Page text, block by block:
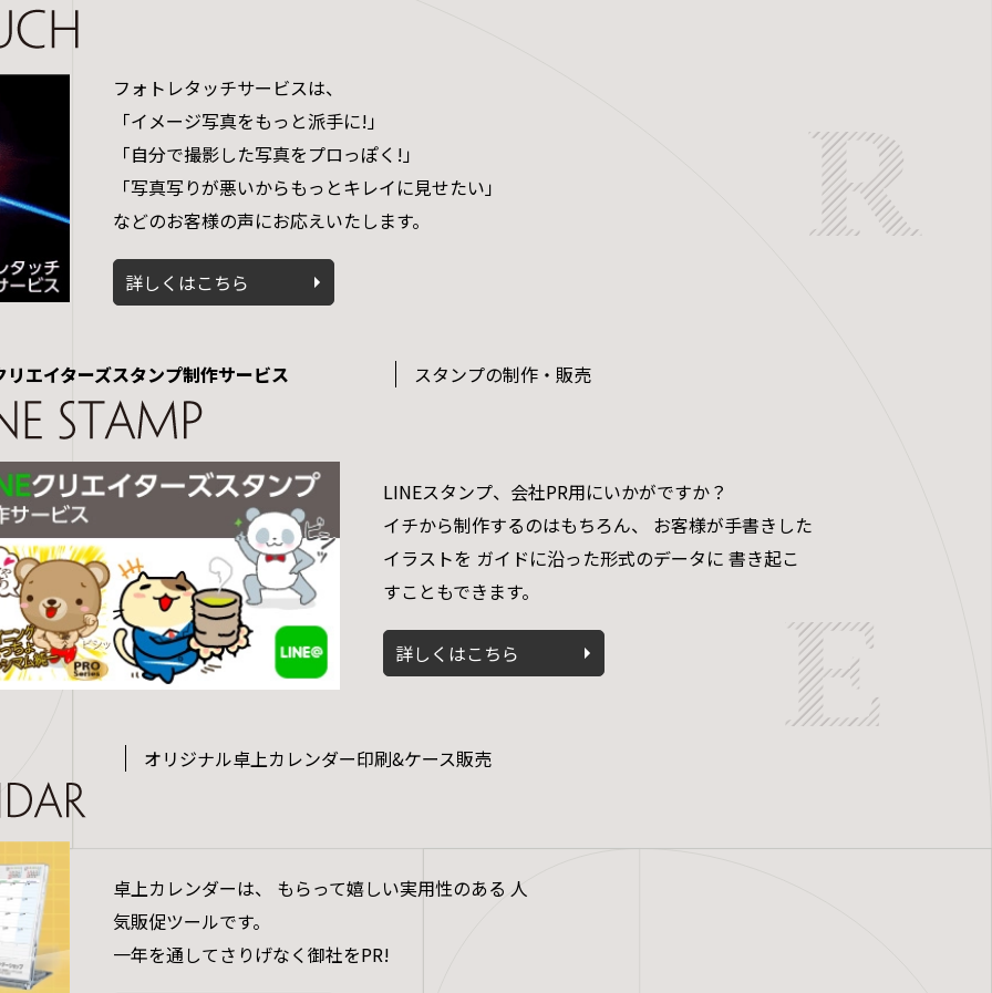
フォトレタッチサービスは、
「イメージ写真をもっと派手に!」
「自分で撮影した写真をプロっぽく!」
「写真写りが悪いからもっとキレイに見せたい」
などのお客様の声にお応えいたします。
詳しくはこちら
リエイターズスタンプ制作サービス スタンプの制作・販売
LINEスタンプ、会社PR用にいかがですか？
イチから制作するのはもちろん、 お客様が手書きした
イラストを ガイドに沿った形式のデータに 書き起こ
すこともできます。
詳しくはこちら
オリジナル卓上カレンダー印刷&ケース販売
卓上カレンダーは、 もらって嬉しい実用性のある 人
気販促ツールです。
一年を通してさりげなく御社をPR!